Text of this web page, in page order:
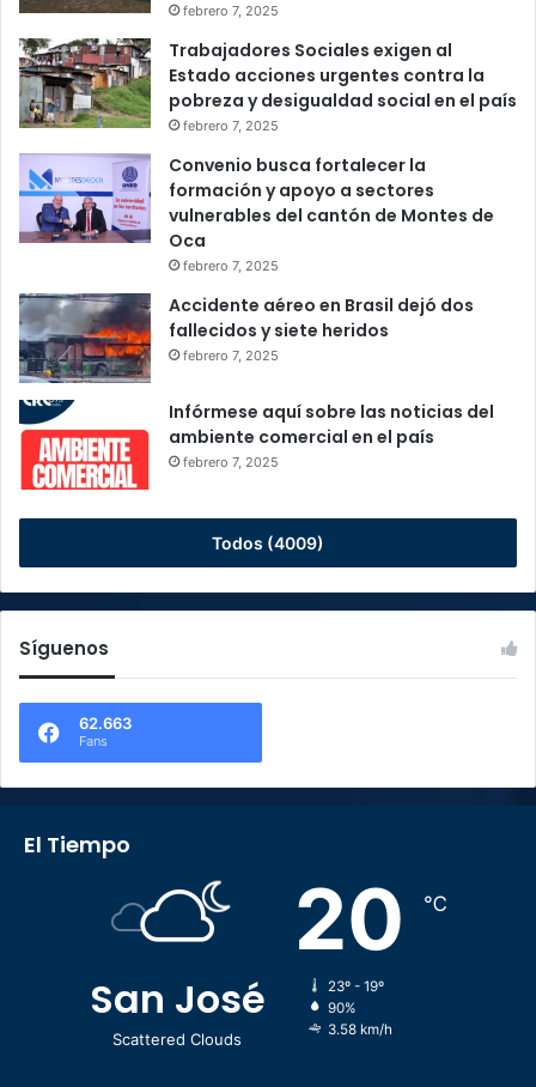
febrero 7, 2025
Trabajadores Sociales exigen al
Estado acciones urgentes contra la
pobreza y desigualdad social en el país
febrero 7, 2025
Convenio busca fortalecer la
formación y apoyo a sectores
vulnerables del cantón de Montes de
Oca
febrero 7, 2025
Accidente aéreo en Brasil dejó dos
fallecidos y siete heridos
febrero 7, 2025
Infórmese aquí sobre las noticias del
ambiente comercial en el país
febrero 7, 2025
Todos (4009)
Síguenos
62.663
Fans
El Tiempo
San José
Scattered Clouds
20 ℃
23º - 19º
90%
3.58 km/h